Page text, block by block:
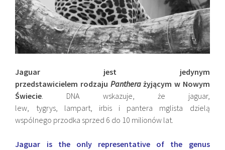
Jaguar jest jedynym
przedstawicielem rodzaju Pantherażyjącym w Nowym
Świecie. DNA wskazuje, że jaguar,
lew, tygrys, lampart, irbis i pantera mglista dzielą
wspólnego przodka sprzed 6 do 10 milionów lat.
Jaguar is the only representative of the genus